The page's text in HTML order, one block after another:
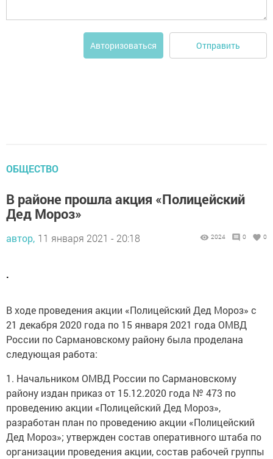
Авторизоваться Отправить
ОБЩЕСТВО
В районе прошла акция «Полицейский
Дед Мороз»
автор, 11 января 2021 - 20:18 2024 0 0
.
В ходе проведения акции «Полицейский Дед Мороз» с
21 декабря 2020 года по 15 января 2021 года ОМВД
России по Сармановскому району была проделана
следующая работа:
1. Начальником ОМВД России по Сармановскому
району издан приказ от 15.12.2020 года № 473 по
проведению акции «Полицейский Дед Мороз»,
разработан план по проведению акции «Полицейский
Дед Мороз»; утвержден состав оперативного штаба по
организации проведения акции, состав рабочей группы